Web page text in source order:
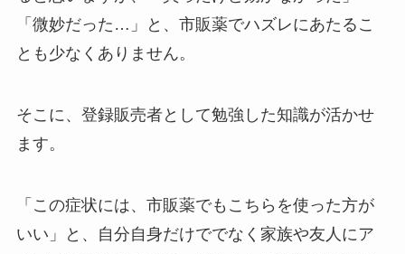
「微妙だった…」と、市販薬でハズレにあたるこ
とも少なくありません。
そこに、登録販売者として勉強した知識が活かせ
ます。
「この症状には、市販薬でもこちらを使った方が
いい」と、自分自身だけででなく家族や友人にア